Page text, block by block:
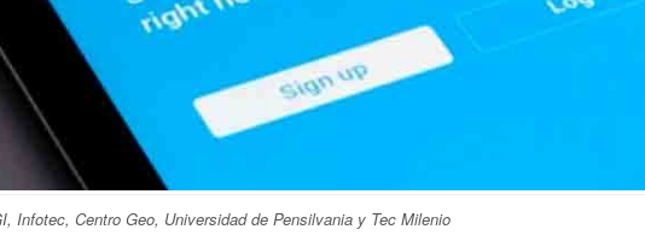
Infotec, Centro Geo, Universidad de Pensilvania y Tec Milenio